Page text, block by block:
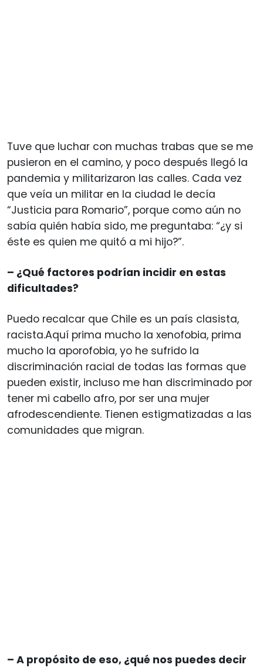
Tuve que luchar con muchas trabas que se me
pusieron en el camino, y poco después llegó la
pandemia y militarizaron las calles. Cada vez
que veía un militar en la ciudad le decía
“Justicia para Romario”, porque como aún no
sabía quién había sido, me preguntaba: “¿y si
éste es quien me quitó a mi hijo?”.
– ¿Qué factores podrían incidir en estas
dificultades?
Puedo recalcar que Chile es un país clasista,
racista.Aquí prima mucho la xenofobia, prima
mucho la aporofobia, yo he sufrido la
discriminación racial de todas las formas que
pueden existir, incluso me han discriminado por
tener mi cabello afro, por ser una mujer
afrodescendiente. Tienen estigmatizadas a las
comunidades que migran.
– A propósito de eso, ¿qué nos puedes decir